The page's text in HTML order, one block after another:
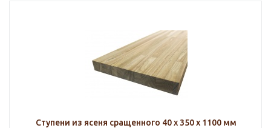
Ступени из ясеня сращенного 40 х 350 х 1100 мм